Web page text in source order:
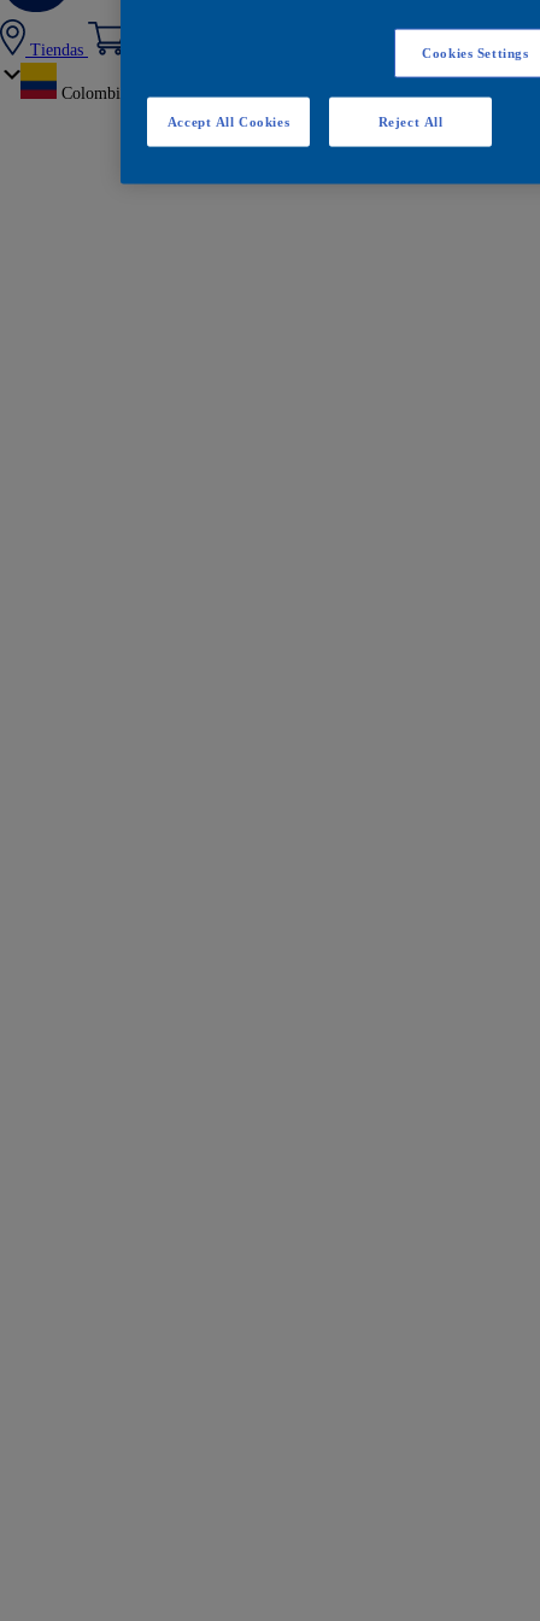
Tiendas
Colombia
Cookies Settings
Reject All
Accept All Cookies